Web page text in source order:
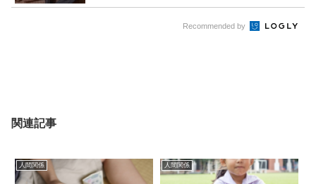
Recommended by
関連記事
人間関係 人間関係